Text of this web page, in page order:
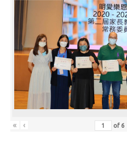
« ‹ of 6